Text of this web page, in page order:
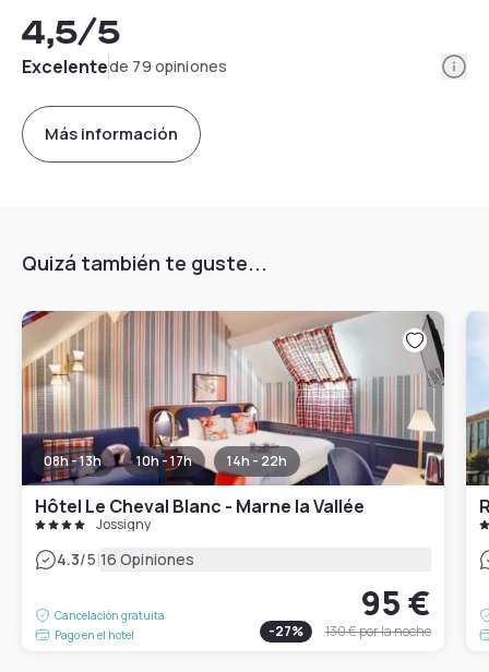
4,5/5
Excelentede 79 opiniones
Más información
Quizá también te guste...
08h - 13h 10h - 17h 14h - 22h
Hôtel Le Cheval Blanc - Marne la Vallée
Jossigny
4.3/5|16 Opiniones
Cancelación gratuita
Pago en el hotel
95 €
-27% 130 €por la noche